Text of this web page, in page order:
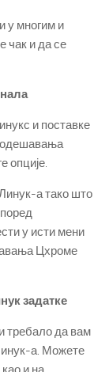
у многим и
чак и да се
и поставке
опције.
а тако што
у исти мени
Цхроме
задатке
требало да вам
а. Можете